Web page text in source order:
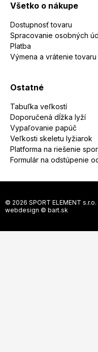
Všetko o nákupe
Dostupnosť tovaru
Spracovanie osobných
Platba
Výmena a vrátenie tovaru
Ostatné
Tabuľka veľkostí
Doporučená dĺžka lyží
Vypaľovanie papúč
Veľkosti skeletu lyžiarok
Platforma na riešenie
Formulár na odstúpenie
© 2026 SPORT ELEMENT
webdesign © bart.sk